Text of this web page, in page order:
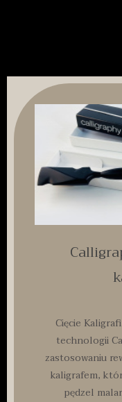
Cięcie
technologii
zastosowaniu
kaligrafem,
pędzel